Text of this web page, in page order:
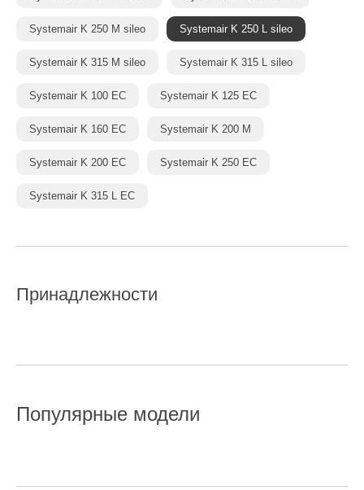
Systemair K 250 M sileo Systemair K 250 L sileo
Systemair K 315 M sileo Systemair K 315 L sileo
Systemair K 100 EC Systemair K 125 EC
Systemair K 160 EC Systemair K 200 M
Systemair K 200 EC Systemair K 250 EC
Systemair K 315 L EC
Принадлежности
Популярные модели